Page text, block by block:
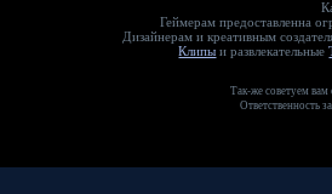
Геймерам предоставленна
Дизайнерам и креативным
Клипы и развлекательные
Так-же советуем
Ответственность